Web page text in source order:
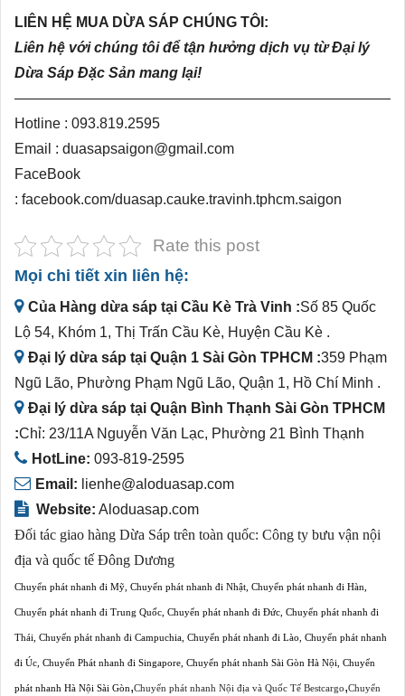
LIÊN HỆ MUA DỪA SÁP CHÚNG TÔI:
Liên hệ với chúng tôi để tận hưởng dịch vụ từ Đại lý
Dừa Sáp Đặc Sản mang lại!
Hotline : 093.819.2595
Email : duasapsaigon@gmail.com
FaceBook
: facebook.com/duasap.cauke.travinh.tphcm.saigon
Rate this post
Mọi chi tiết xin liên hệ:
Của Hàng dừa sáp tại Cầu Kè Trà Vinh :Số 85 Quốc
Lộ 54, Khóm 1, Thị Trấn Cầu Kè, Huyện Cầu Kè .
Đại lý dừa sáp tại Quận 1 Sài Gòn TPHCM :359 Phạm
Ngũ Lão, Phường Phạm Ngũ Lão, Quận 1, Hồ Chí Minh .
Đại lý dừa sáp tại Quận Bình Thạnh Sài Gòn TPHCM
:Chỉ: 23/11A Nguyễn Văn Lạc, Phường 21 Bình Thạnh
HotLine: 093-819-2595
Email: lienhe@aloduasap.com
Website: Aloduasap.com
Đối tác giao hàng Dừa Sáp trên toàn quốc: Công ty bưu vận nội
địa và quốc tế Đông Dương
Chuyển phát nhanh đi Mỹ, Chuyển phát nhanh đi Nhật, Chuyển phát nhanh đi Hàn,
Chuyển phát nhanh đi Trung Quốc, Chuyển phát nhanh đi Đức, Chuyển phát nhanh đi
Thái, Chuyển phát nhanh đi Campuchia, Chuyển phát nhanh đi Lào, Chuyển phát nhanh
đi Úc, Chuyển Phát nhanh đi Singapore, Chuyển phát nhanh Sài Gòn Hà Nội, Chuyển
phát nhanh Hà Nội Sài Gòn,Chuyển phát nhanh Nội địa và Quốc Tế Bestcargo,Chuyển